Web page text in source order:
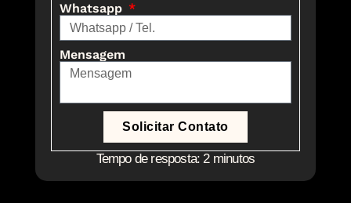
Whatsapp
Mensagem
Solicitar Contato
Tempo de resposta: 2 minutos